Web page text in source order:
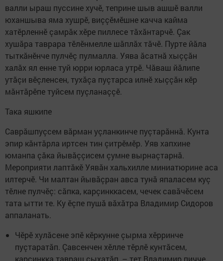
валли ыраш пуссине хучӗ, теприне шыв ашшӗ валли
юханшыва яма хушрӗ, виççӗмӗшне качча кайма
хатӗрленнӗ çамрăк хӗре пиллесе тăхăнтарчӗ. Çак
хушăра таврара тӗлӗнмелле шăплăх тăчӗ. Пурте йăла
тыткăнӗнче пулчӗç пулмалла. Уява ăсатнă хыççăн
халăх ял енне туй юрри юрласа утрӗ. Чăваш йăлипе
утăçи вӗçленсен, тухăçа пуçтарса илнӗ хыççăн кӗр
мăнтăрӗпе туйсем пуçланаççӗ.
Така яшкипе
Саврăшпуçсем вăрман уçланкинче пуçтарăннă. Кунта
эпир кăнтăрла иртсен тин çитрӗмӗр. Уяв хапхине
юманпа çăка йывăççисем çумне вырнаçтарнă.
Мероприяти лаптăкӗ Уявăн хальхилле миниатюрине аса
илтерчӗ. Чи малтан йывăçран авса тунă япаласем куç
тӗлне пулчӗç: сăпка, карçинккасем, чечек савăчӗсем
тата ытти те. Ку ӗçпе пушă вăхăтра Владимир Сидоров
аппаланать.
Чӗрӗ хулăсене эпӗ кӗркунне çырма хӗрринче
пуçтаратăп. Çавсенчен хӗлле тӗрлӗ кунтăсем,
карçинкка тавраш çыхатăп, – тет Владимир пичче.